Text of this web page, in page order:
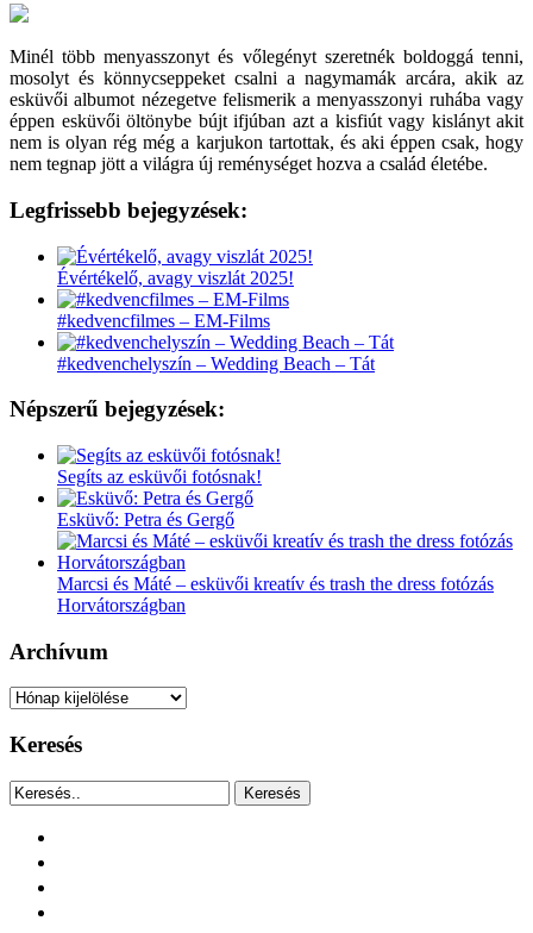
Minél több menyasszonyt és vőlegényt szeretnék boldoggá tenni,
mosolyt és könnycseppeket csalni a nagymamák arcára, akik az
esküvői albumot nézegetve felismerik a menyasszonyi ruhába vagy
éppen esküvői öltönybe bújt ifjúban azt a kisfiút vagy kislányt akit
nem is olyan rég még a karjukon tartottak, és aki éppen csak, hogy
nem tegnap jött a világra új reménységet hozva a család életébe.
Legfrissebb bejegyzések:
Évértékelő, avagy viszlát 2025!
#kedvencfilmes – EM-Films
#kedvenchelyszín – Wedding Beach – Tát
Népszerű bejegyzések:
Segíts az esküvői fotósnak!
Esküvő: Petra és Gergő
Marcsi és Máté – esküvői kreatív és trash the dress fotózás
Horvátországban
Archívum
Archívum
Keresés
Keresés